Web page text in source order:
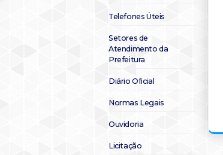
Telefones Úteis
Setores de
Atendimento da
Prefeitura
Diário Oficial
Normas Legais
Ouvidoria
Licitação